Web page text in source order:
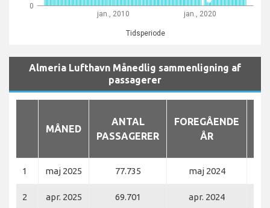
jan., 2010 jan., 2020
Tidsperiode
0
Almeria Lufthavn Månedlig sammenligning af
passagerer
MÅNED
ANTAL
PASSAGERER
FOREGÅENDE
ÅR
1 maj 2025 77.735 maj 2024
2 apr. 2025 69.701 apr. 2024